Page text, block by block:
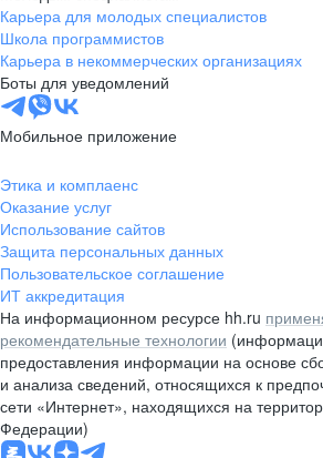
Карьера для молодых специалистов
Школа программистов
Карьера в некоммерческих организациях
Боты для уведомлений
Мобильное приложение
Этика и комплаенс
Оказание услуг
Использование сайтов
Защита персональных данных
Пользовательское соглашение
ИТ аккредитация
На информационном ресурсе hh.ru
рекомендательные технологии
предоставления информации на основе
и анализа сведений, относящихся к
сети «Интернет», находящихся на
Федерации)